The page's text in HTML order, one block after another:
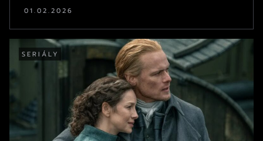
01.02.2026
SERIÁLY